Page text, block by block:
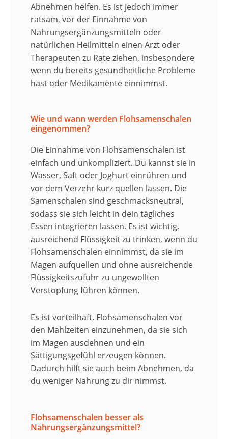
Abnehmen helfen. Es ist jedoch immer
ratsam, vor der Einnahme von
Nahrungsergänzungsmitteln oder
natürlichen Heilmitteln einen Arzt oder
Therapeuten zu Rate ziehen, insbesondere
wenn du bereits gesundheitliche Probleme
hast oder Medikamente einnimmst.
Wie und wann werden Flohsamenschalen
eingenommen?
Die Einnahme von Flohsamenschalen ist
einfach und unkompliziert. Du kannst sie in
Wasser, Saft oder Joghurt einrühren und
vor dem Verzehr kurz quellen lassen. Die
Samenschalen sind geschmacksneutral,
sodass sie sich leicht in dein tägliches
Essen integrieren lassen. Es ist wichtig,
ausreichend Flüssigkeit zu trinken, wenn du
Flohsamenschalen einnimmst, da sie im
Magen aufquellen und ohne ausreichende
Flüssigkeitszufuhr zu ungewollten
Verstopfung führen können.
Es ist vorteilhaft, Flohsamenschalen vor
den Mahlzeiten einzunehmen, da sie sich
im Magen ausdehnen und ein
Sättigungsgefühl erzeugen können.
Dadurch hilft sie auch beim Abnehmen, da
du weniger Nahrung zu dir nimmst.
Flohsamenschalen besser als
Nahrungsergänzungsmittel?